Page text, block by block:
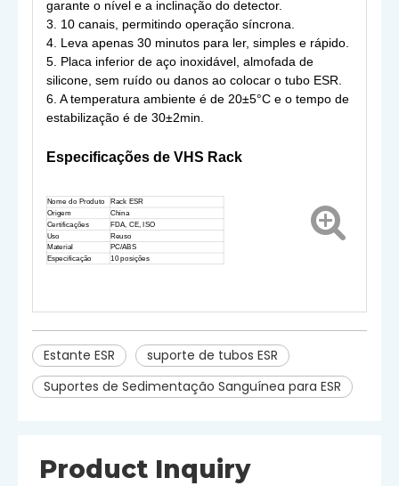
garante o nível e a inclinação do detector.
3. 10 canais, permitindo operação síncrona.
4. Leva apenas 30 minutos para ler, simples e rápido.
5. Placa inferior de aço inoxidável, almofada de
silicone, sem ruído ou danos ao colocar o tubo ESR.
6. A temperatura ambiente é de 20±5°C e o tempo de
estabilização é de 30±2min.
Especificações de VHS Rack
Nome do Produto Rack ESR
Origem China
Certificações FDA, CE, ISO
Uso Reuso
Material
PC/ABS
Especificação
10 posições
Estante ESR
suporte de tubos ESR
Suportes de Sedimentação Sanguínea para ESR
Product Inquiry